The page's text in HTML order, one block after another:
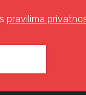
pravilima